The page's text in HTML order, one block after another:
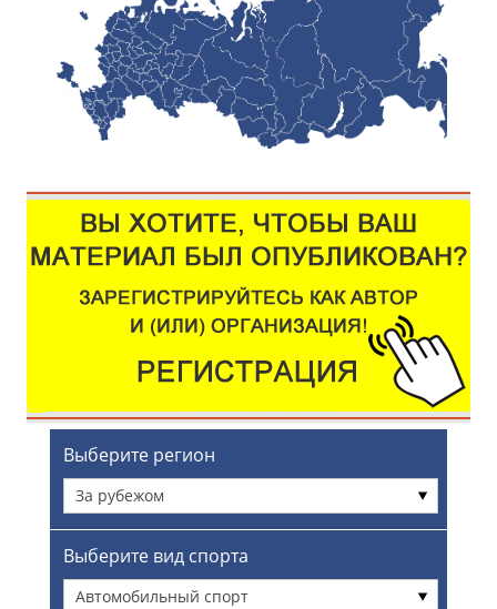
Выберите регион
За рубежом
Выберите вид спорта
Автомобильный спорт